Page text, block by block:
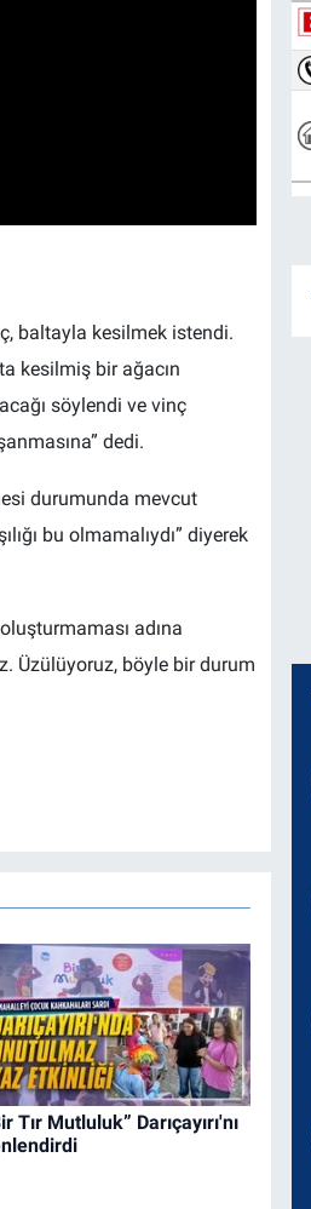
baltayla kesilmek istendi.
kesilmiş bir ağacın
söylendi ve vinç
dedi.
durumunda mevcut
bu olmamalıydı” diyerek
adına
Üzülüyoruz, böyle bir durum
Tır Mutluluk” Darıçayırı'nı